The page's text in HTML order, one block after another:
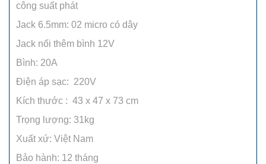
công suất phát
Jack 6.5mm: 02 micro có dây
Jack nối thêm bình 12V
Bình: 20A
Điện áp sạc: 220V
Kích thước : 43 x 47 x 73 cm
Trọng lượng: 31kg
Xuất xứ: Việt Nam
Bảo hành: 12 tháng